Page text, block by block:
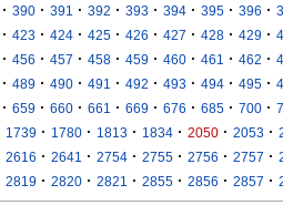
· 390 · 391 · 392 · 393 · 394 · 395 · 396 ·
· 423 · 424 · 425 · 426 · 427 · 428 · 429 ·
· 456 · 457 · 458 · 459 · 460 · 461 · 462 ·
· 489 · 490 · 491 · 492 · 493 · 494 · 495 ·
· 659 · 660 · 661 · 669 · 676 · 685 · 700 ·
1739 · 1780 · 1813 · 1834 · 2050 · 2053 ·
2616 · 2641 · 2754 · 2755 · 2756 · 2757 ·
2819 · 2820 · 2821 · 2855 · 2856 · 2857 ·